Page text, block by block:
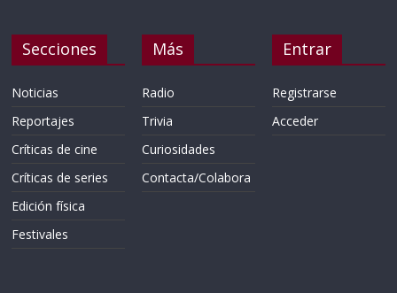
Secciones
Noticias
Reportajes
Críticas de cine
Críticas de series
Edición física
Festivales
Más
Radio
Trivia
Curiosidades
Contacta/Colabora
Entrar
Registrarse
Acceder